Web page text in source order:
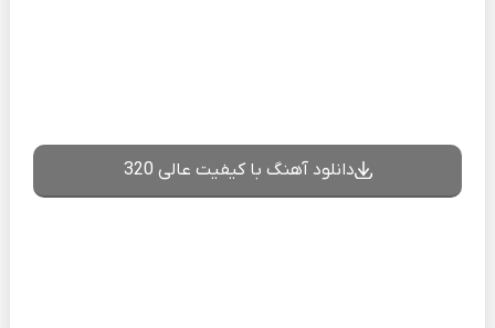
دانلود آهنگ با کیفیت عالی 320